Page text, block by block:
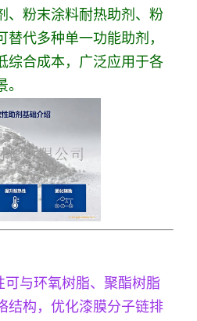
、粉末涂料耐热助剂、粉
替代多种单一功能助剂，
综合成本，广泛应用于各
可与环氧树脂、聚酯树脂
结构，优化漆膜分子链排